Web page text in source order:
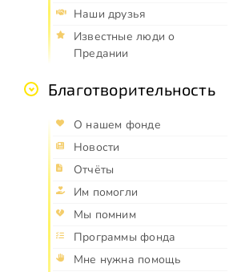
Наши друзья
Известные люди о
Предании
Благотворительность
О нашем фонде
Новости
Отчёты
Им помогли
Мы помним
Программы фонда
Мне нужна помощь